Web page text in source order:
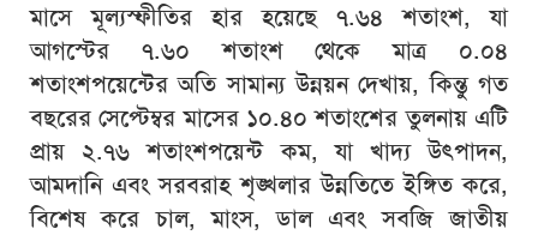
মাসে মূল্যস্ফীতির হার হয়েছে ৭.৬৪ শতাংশ, যা
আগস্টের ৭.৬০ শতাংশ থেকে মাত্র ০.০৪
শতাংশপয়েন্টের অতি সামান্য উন্নয়ন দেখায়, কিন্তু গত
বছরের সেপ্টেম্বর মাসের ১০.৪০ শতাংশের তুলনায় এটি
প্রায় ২.৭৬ শতাংশপয়েন্ট কম, যা খাদ্য উৎপাদন,
আমদানি এবং সরবরাহ শৃঙ্খলার উন্নতিতে ইঙ্গিত করে,
বিশেষ করে চাল, মাংস, ডাল এবং সবজি জাতীয়